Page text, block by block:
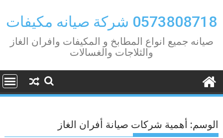
to
content
0573808718 شركة صيانه مكيفات
صيانه جميع انواع المطابخ و المكيفات وافران الغاز
والثلاجات والغسالات
الوسم: أهمية شركات صيانة أفران الغاز